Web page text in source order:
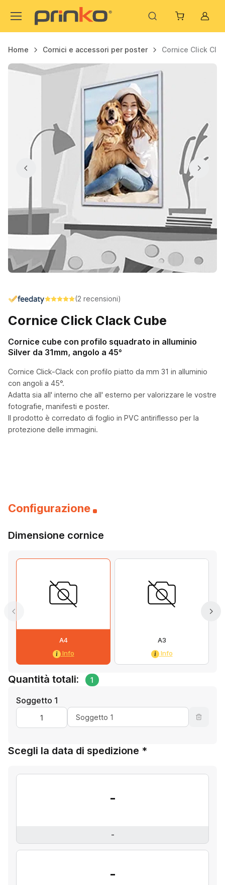
Home Cornici e accessori per poster Cornice Click
(2 recensioni)
Cornice Click Clack Cube
Cornice cube con profilo squadrato in alluminio
Silver da 31mm, angolo a 45°
Cornice Click-Clack con profilo piatto da mm 31 in alluminio
con angoli a 45°.
Adatta sia all' interno che all' esterno per valorizzare le vostre
fotografie, manifesti e poster.
Il prodotto è corredato di foglio in PVC antiriflesso per la
protezione delle immagini.
Configurazione
Dimensione cornice
A4
Info
A3
Info
Quantità totali: 1
Soggetto 1
Scegli la data di spedizione *
-
-
-